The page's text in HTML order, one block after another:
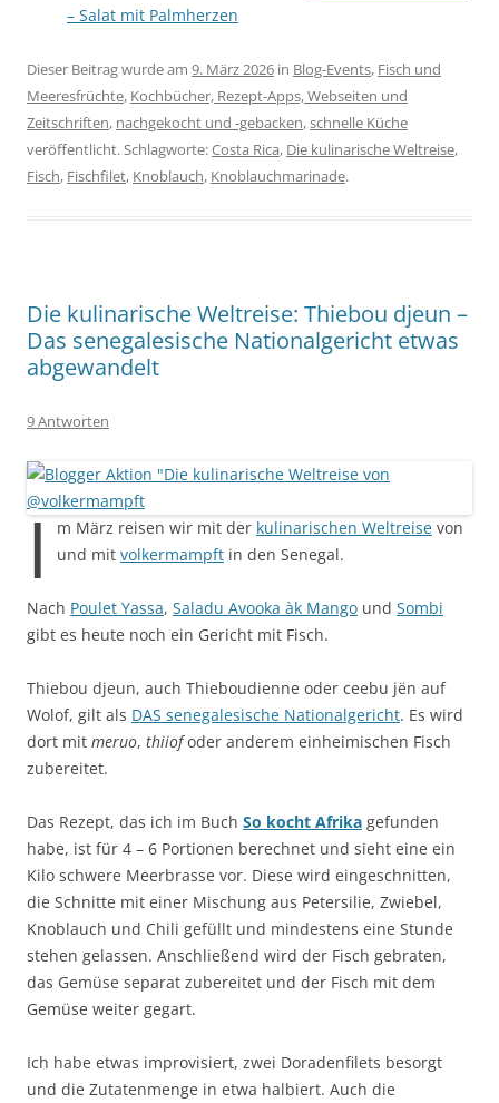
– Salat mit Palmherzen
Dieser Beitrag wurde am 9. März 2026 in Blog-Events, Fisch und
Meeresfrüchte, Kochbücher, Rezept-Apps, Webseiten und
Zeitschriften, nachgekocht und -gebacken,schnelle Küche
veröffentlicht. Schlagworte:Costa Rica, Die kulinarische Weltreise,
Fisch, Fischfilet, Knoblauch, Knoblauchmarinade.
Die kulinarische Weltreise: Thiebou djeun –
Das senegalesische Nationalgericht etwas
abgewandelt
9 Antworten
I m März reisen wir mit der kulinarischen Weltreise von
und mit volkermampft in den Senegal.
Nach Poulet Yassa, Saladu Avooka àk Mango und Sombi
gibt es heute noch ein Gericht mit Fisch.
Thiebou djeun, auch Thieboudienne oder ceebu jën auf
Wolof, gilt als DAS senegalesische Nationalgericht. Es wird
dort mit meruo, thiiofoder anderem einheimischen Fisch
zubereitet.
Das Rezept, das ich im Buch So kocht Afrika gefunden
habe, ist für 4 – 6 Portionen berechnet und sieht eine ein
Kilo schwere Meerbrasse vor. Diese wird eingeschnitten,
die Schnitte mit einer Mischung aus Petersilie, Zwiebel,
Knoblauch und Chili gefüllt und mindestens eine Stunde
stehen gelassen. Anschließend wird der Fisch gebraten,
das Gemüse separat zubereitet und der Fisch mit dem
Gemüse weiter gegart.
Ich habe etwas improvisiert, zwei Doradenfilets besorgt
und die Zutatenmenge in etwa halbiert. Auch die